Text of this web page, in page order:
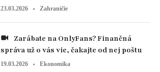
23.03.2026 Zahraničie
správa už o vás vie, čakajte od nej poštu
19.03.2026 Ekonomika